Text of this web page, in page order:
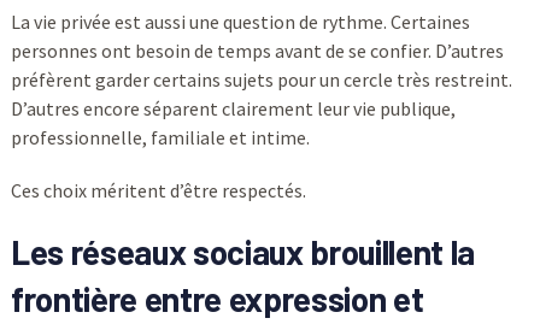
La vie privée est aussi une question de rythme. Certaines
personnes ont besoin de temps avant de se confier. D’autres
préfèrent garder certains sujets pour un cercle très restreint.
D’autres encore séparent clairement leur vie publique,
professionnelle, familiale et intime.
Ces choix méritent d’être respectés.
Les réseaux sociaux brouillent la
frontière entre expression et